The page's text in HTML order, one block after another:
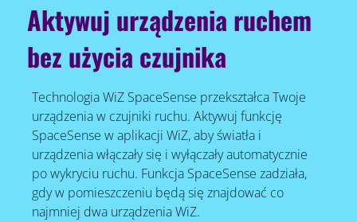
Aktywuj urządzenia ruchem
bez użycia czujnika
Technologia WiZ SpaceSense przekształca Twoje
urządzenia w czujniki ruchu. Aktywuj funkcję
SpaceSense w aplikacji WiZ, aby światła i
urządzenia włączały się i wyłączały automatycznie
po wykryciu ruchu. Funkcja SpaceSense zadziała,
gdy w pomieszczeniu będą się znajdować co
najmniej dwa urządzenia WiZ.